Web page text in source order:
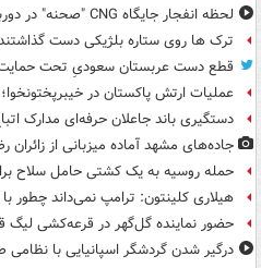
لحظه انفجار جایگاه CNG "صحنه" در دوربین مداربسته
ترک ها روی ستاره بلژیکی دست
قطع دست عربستان سعودیِ تحت حمایت
عملیات ارتش پاکستان در خیبرپختونخوا؛ ۸ نفر کشته شدند
دستگیری باند جاعلان حرفه‌ای مدارک
جاده‌های مشهد آماده میزبانی از زائران
حمله روسیه به یک کشتی حامل سلاح
هیلاری کلینتون: ترامپ نمی‌داند چطور با
حضور نماینده گل‌گهر در قرعه‌کشی لیگ
درگیر شدن گردشگر اسپانیایی با